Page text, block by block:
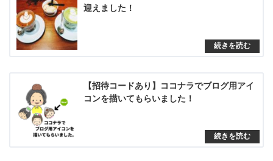
迎えました！
【招待コードあり】ココナラでブログ用アイ
コンを描いてもらいました！